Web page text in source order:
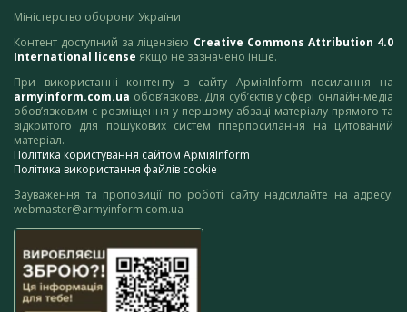
Міністерство оборони України
Контент доступний за ліцензією Creative Commons Attribution 4.0
International license якщо не зазначено інше.
При використанні контенту з сайту АрміяInform посилання на
armyinform.com.ua обов’язкове. Для суб’єктів у сфері онлайн-медіа
обов’язковим є розміщення у першому абзаці матеріалу прямого та
відкритого для пошукових систем гіперпосилання на цитований
матеріал.
Політика користування сайтом АрміяInform
Політика використання файлів cookie
Зауваження та пропозиції по роботі сайту надсилайте на адресу:
webmaster@armyinform.com.ua